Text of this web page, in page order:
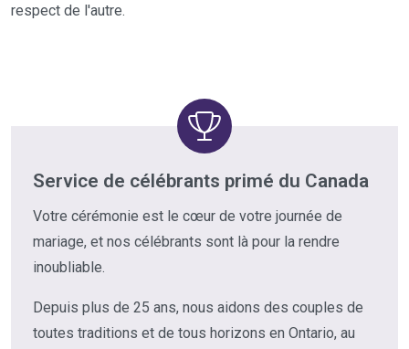
respect de l'autre.
Service de célébrants primé du Canada
Votre cérémonie est le cœur de votre journée de
mariage, et nos célébrants sont là pour la rendre
inoubliable.
Depuis plus de 25 ans, nous aidons des couples de
toutes traditions et de tous horizons en Ontario, au